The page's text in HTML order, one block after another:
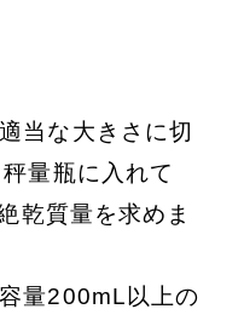
当な大きさに切
量瓶に入れて
乾質量を求めま
量200mL以上の